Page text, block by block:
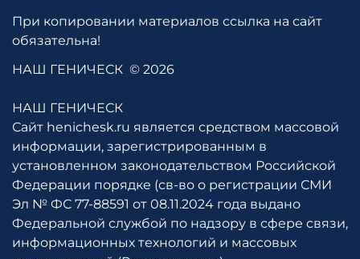
При копировании материалов ссылка на сайт
обязательна!
НАШ ГЕНИЧЕСК © 2026
НАШ ГЕНИЧЕСК
Сайт henichesk.ru является средством массовой
информации, зарегистрированным в
установленном законодательством Российской
Федерации порядке (св-во о регистрации СМИ
Эл № ФС 77-88591 от 08.11.2024 года выдано
Федеральной службой по надзору в сфере связи,
информационных технологий и массовых